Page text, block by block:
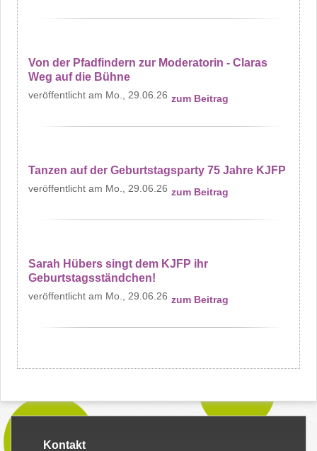
Von der Pfadfindern zur Moderatorin - Claras
Weg auf die Bühne
Mo., 29.06.26 zum Beitrag
Tanzen auf der Geburtstagsparty 75 Jahre KJFP
Mo., 29.06.26 zum Beitrag
Sarah Hübers singt dem KJFP ihr
Geburtstagsständchen!
Mo., 29.06.26 zum Beitrag
Kontakt